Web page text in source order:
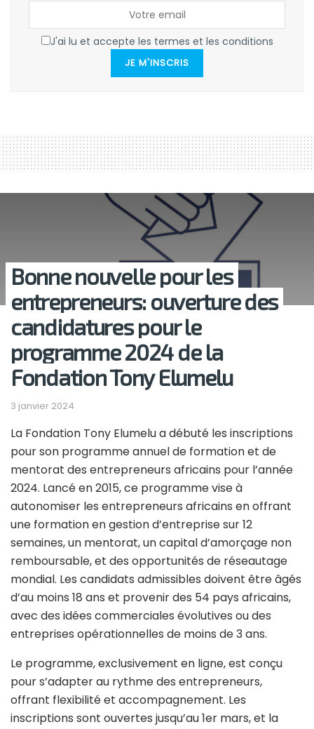
J'ai lu et accepte les termes et les conditions
JE M'INSCRIS
Bonne nouvelle pour les
entrepreneurs: ouverture des
candidatures pour le
programme 2024 de la
Fondation Tony Elumelu
3 janvier 2024
La Fondation Tony Elumelu a débuté les inscriptions
pour son programme annuel de formation et de
mentorat des entrepreneurs africains pour l’année
2024. Lancé en 2015, ce programme vise à
autonomiser les entrepreneurs africains en offrant
une formation en gestion d’entreprise sur 12
semaines, un mentorat, un capital d’amorçage non
remboursable, et des opportunités de réseautage
mondial. Les candidats admissibles doivent être âgés
d’au moins 18 ans et provenir des 54 pays africains,
avec des idées commerciales évolutives ou des
entreprises opérationnelles de moins de 3 ans.
Le programme, exclusivement en ligne, est conçu
pour s’adapter au rythme des entrepreneurs,
offrant flexibilité et accompagnement. Les
inscriptions sont ouvertes jusqu’au 1er mars, et la